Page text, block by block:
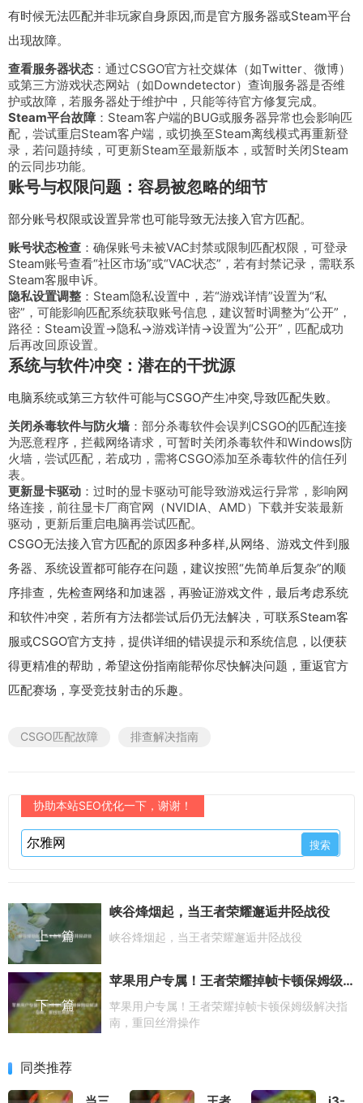
有时候无法匹配并非玩家自身原因,而是官方服务器或Steam平台
出现故障。
查看服务器状态 ：通过CSGO官方社交媒体（如Twitter、微博）
或第三方游戏状态网站（如Downdetector）查询服务器是否维
护或故障，若服务器处于维护中，只能等待官方修复完成。
Steam平台故障 ：Steam客户端的BUG或服务器异常也会影响匹
配，尝试重启Steam客户端，或切换至Steam离线模式再重新登
录，若问题持续，可更新Steam至最新版本，或暂时关闭Steam
的云同步功能。
账号与权限问题：容易被忽略的细节
部分账号权限或设置异常也可能导致无法接入官方匹配。
账号状态检查 ：确保账号未被VAC封禁或限制匹配权限，可登录
Steam账号查看“社区市场”或“VAC状态”，若有封禁记录，需联系
Steam客服申诉。
隐私设置调整 ：Steam隐私设置中，若“游戏详情”设置为“私
密”，可能影响匹配系统获取账号信息，建议暂时调整为“公开”，
路径：Steam设置→隐私→游戏详情→设置为“公开”，匹配成功
后再改回原设置。
系统与软件冲突：潜在的干扰源
电脑系统或第三方软件可能与CSGO产生冲突,导致匹配失败。
关闭杀毒软件与防火墙：部分杀毒软件会误判CSGO的匹配连接
为恶意程序，拦截网络请求，可暂时关闭杀毒软件和Windows防
火墙，尝试匹配，若成功，需将CSGO添加至杀毒软件的信任列
表。
更新显卡驱动 ：过时的显卡驱动可能导致游戏运行异常，影响网
络连接，前往显卡厂商官网（NVIDIA、AMD）下载并安装最新
驱动，更新后重启电脑再尝试匹配。
CSGO无法接入官方匹配的原因多种多样,从网络、游戏文件到服
务器、系统设置都可能存在问题，建议按照“先简单后复杂”的顺
序排查，先检查网络和加速器，再验证游戏文件，最后考虑系统
和软件冲突，若所有方法都尝试后仍无法解决，可联系Steam客
服或CSGO官方支持，提供详细的错误提示和系统信息，以便获
得更精准的帮助，希望这份指南能帮你尽快解决问题，重返官方
匹配赛场，享受竞技射击的乐趣。
CSGO匹配故障 排查解决指南
协助本站SEO优化一下，谢谢！
上一篇
峡谷烽烟起，当王者荣耀邂逅井陉战役
峡谷烽烟起，当王者荣耀邂逅井陉战役
下一篇
苹果用户专属！王者荣耀掉帧卡顿保姆级解决指南，重回丝滑操作
苹果用户专属！王者荣耀掉帧卡顿保姆级解决指
南，重回丝滑操作
同类推荐